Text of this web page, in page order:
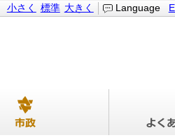
Language
小さく 標準 大きく